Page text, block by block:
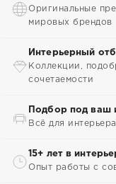
Оригинальные
мировых брендов
Интерьерный
Коллекции,
сочетаемости
Подбор под ваш
Всё для
15+ лет в
Опыт работы с